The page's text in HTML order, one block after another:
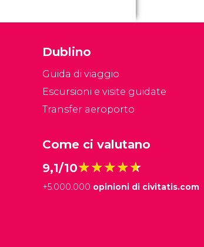
Dublino
Guida di viaggio
Escursioni e visite guidate
Transfer aeroporto
Come ci valutano
9,1/10★★★★★
★★★★★
+5.000.000 opinioni di civitatis.com